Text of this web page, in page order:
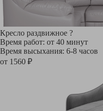
Кресло раздвижное ?
Время работ: от 40 минут
Время высыхания: 6-8 часов
от 1560 ₽